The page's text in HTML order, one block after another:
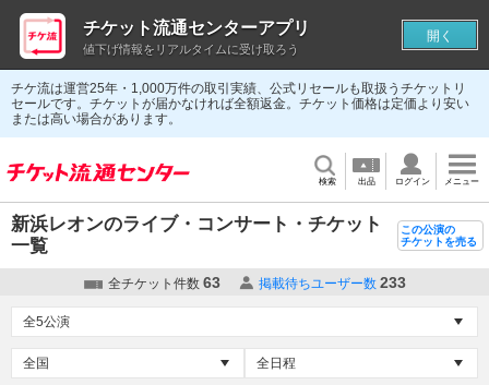
チケ流は運営25年・1,000万件の取引実績、公式リセールも取扱うチケットリ
セールです。チケットが届かなければ全額返金。チケット価格は定価より安い
または高い場合があります。
検索 出品 ログイン メニュー
新浜レオンのライブ・コンサート・チケット
一覧
この公演の
チケットを売る
全チケット件数 63 掲載待ちユーザー数 233
チケット流通センターアプリ
値下げ情報をリアルタイムに受け取ろう
開く